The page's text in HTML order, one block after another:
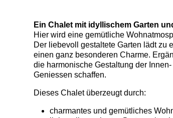
Ein Chalet mit idyllischem Garten
Hier wird eine gemütliche
Der liebevoll gestaltete Garten lädt zu
einen ganz besonderen Charme.
die harmonische Gestaltung der
Geniessen schaffen.
Dieses Chalet überzeugt durch:
charmantes und gemütliches